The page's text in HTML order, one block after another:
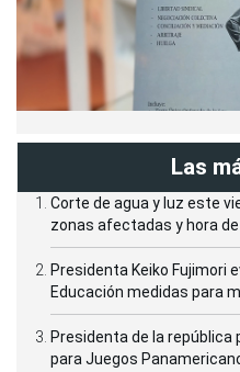
Las
Corte de agua y luz este
zonas afectadas y hora
Presidenta Keiko Fujimori
Educación medidas para
Presidenta de la
para Juegos